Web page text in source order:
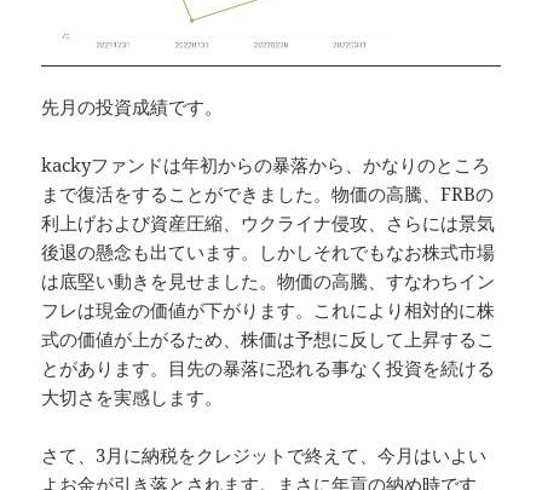
先月の投資成績です。
kackyファンドは年初からの暴落から、かなりのところ
まで復活をすることができました。物価の高騰、FRBの
利上げおよび資産圧縮、ウクライナ侵攻、さらには景気
後退の懸念も出ています。しかしそれでもなお株式市場
は底堅い動きを見せました。物価の高騰、すなわちイン
フレは現金の価値が下がります。これにより相対的に株
式の価値が上がるため、株価は予想に反して上昇するこ
とがあります。目先の暴落に恐れる事なく投資を続ける
大切さを実感します。
さて、3月に納税をクレジットで終えて、今月はいよい
よお金が引き落とされます。まさに年貢の納め時です